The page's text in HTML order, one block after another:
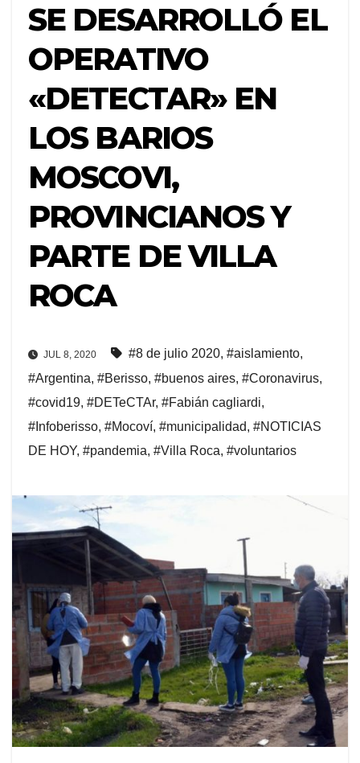
SE DESARROLLÓ EL
OPERATIVO
«DETECTAR» EN
LOS BARIOS
MOSCOVI,
PROVINCIANOS Y
PARTE DE VILLA
ROCA
JUL 8, 2020 #8 de julio 2020, #aislamiento,
#Argentina, #Berisso, #buenos aires, #Coronavirus,
#covid19, #DETeCTAr, #Fabián cagliardi,
#Infoberisso, #Mocoví, #municipalidad, #NOTICIAS
DE HOY, #pandemia, #Villa Roca, #voluntarios